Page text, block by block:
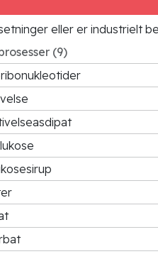
eller er industrielt
(9)